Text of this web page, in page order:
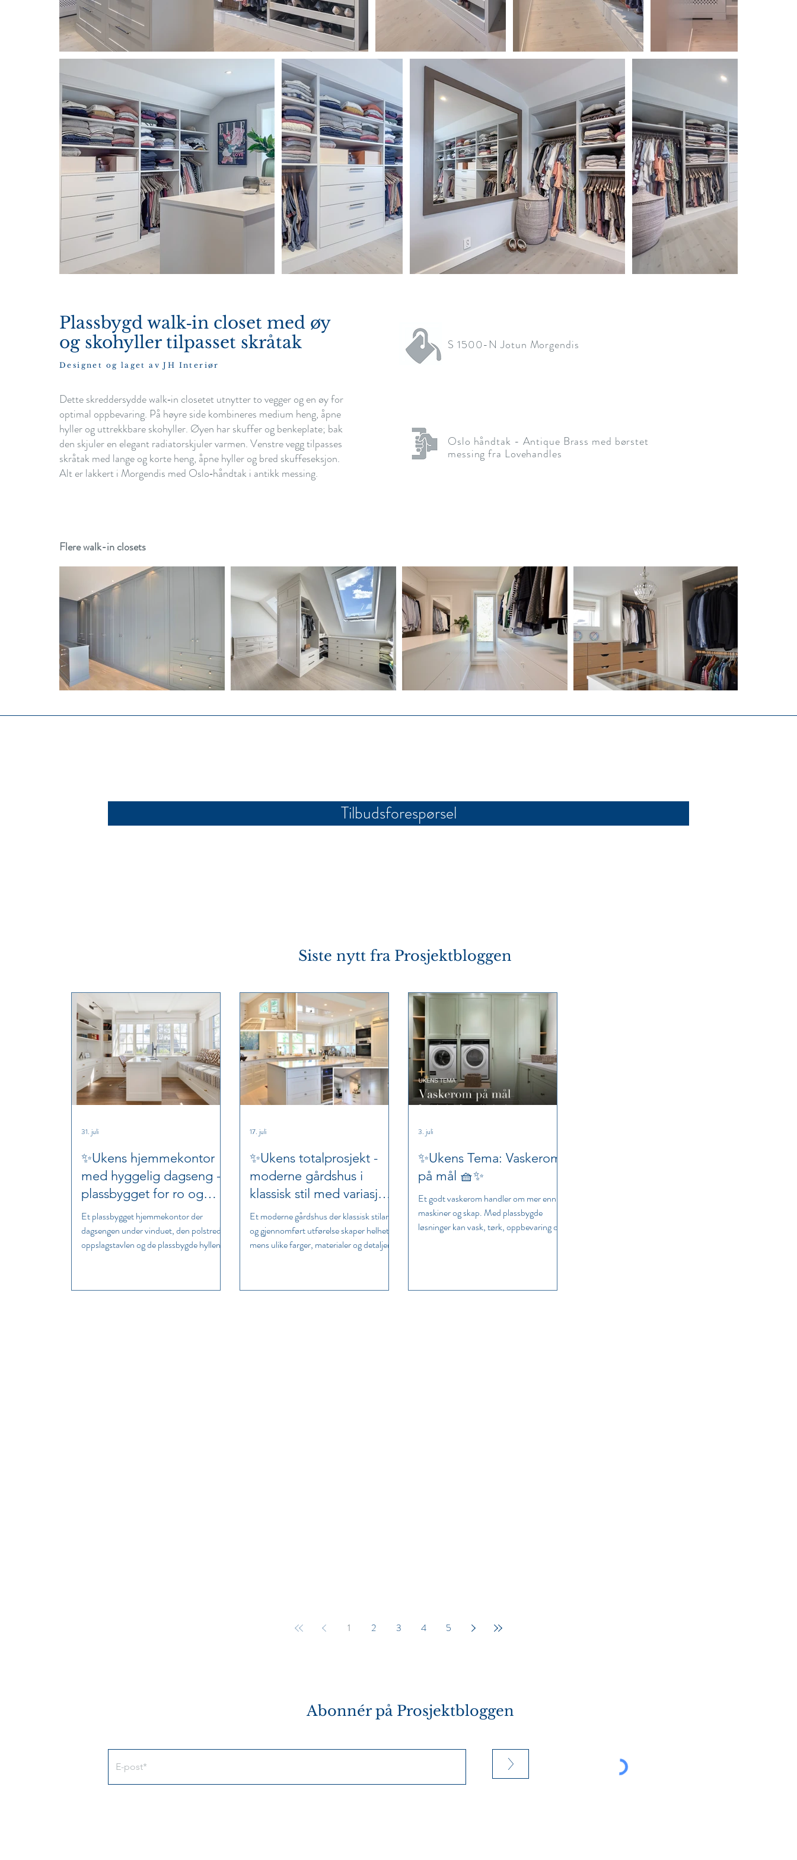
Plassbygd walk‑in closet med øy
og skohyller tilpasset skråtak
Designet og laget av JH Interiør
Dette skreddersydde walk‑in closetet utnytter to vegger og en øy for
optimal oppbevaring. På høyre side kombineres medium heng, åpne
hyller og uttrekkbare skohyller. Øyen har skuffer og benkeplate; bak
den skjuler en elegant radiatorskjuler varmen. Venstre vegg tilpasses
skråtak med lange og korte heng, åpne hyller og bred skuffeseksjon.
Alt er lakkert i Morgendis med Oslo‑håndtak i antikk messing.
S 1500-N Jotun Morgendis
Oslo håndtak - Antique Brass med børstet
messing fra Lovehandles
Flere walk-in closets
Tilbudsforespørsel
Siste nytt fra Prosjektbloggen
✨Ukens hjemmekontor
med hyggelig dagseng -
plassbygget for ro og
arbeidslyst✨
Et plassbygget hjemmekontor der
dagsengen under vinduet, den polstrede
oppslagstavlen og de plassbygde hyllene
31. juli
✨Ukens totalprosjekt -
moderne gårdshus i
klassisk stil med variasjon
✨
Et moderne gårdshus der klassisk stilart
og gjennomført utførelse skaper helhet,
mens ulike farger, materialer og detaljer
17. juli
✨Ukens Tema: Vaskerom
på mål 🧺✨
Et godt vaskerom handler om mer enn
maskiner og skap. Med plassbygde
løsninger kan vask, tørk, oppbevaring og
3. juli
1 2 3 4 5
Abonnér på Prosjektbloggen
>